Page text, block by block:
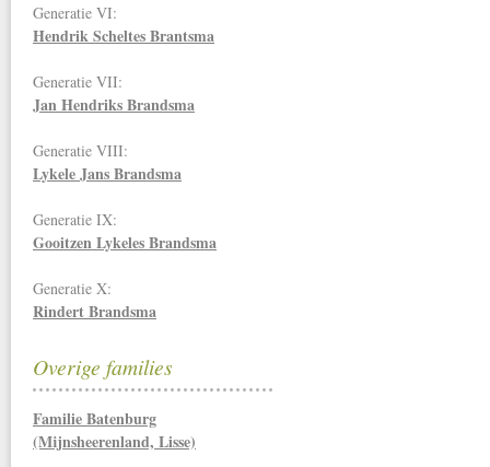
Generatie VI:
Hendrik Scheltes Brantsma
Generatie VII:
Jan HendriksBrandsma
Generatie VIII:
Lykele Jans Brandsma
Generatie IX:
Gooitzen Lykeles Brandsma
Generatie X:
Rindert Brandsma
Overige families
Familie Batenburg
(Mijnsheerenland, Lisse)